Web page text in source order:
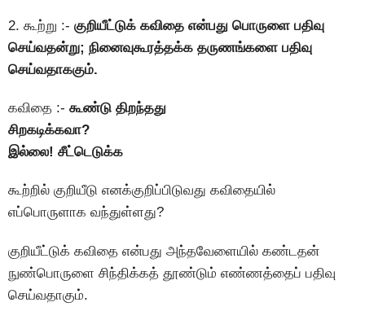
2. கூற்று :- குறியீட்டுக் கவிதை என்பது பொருளை பதிவு
செய்வதன்று; நினைவுகூரத்தக்க தருணங்களை பதிவு
செய்வதாககும்.
கவிதை :- கூண்டு திறந்தது
சிறகடிக்கவா?
இல்லை! சீட்டெடுக்க
கூற்றில் குறியீடு எனக்குறிப்பிடுவது கவிதையில்
எப்பொருளாக வந்துள்ளது?
குறியீட்டுக் கவிதை என்பது அந்தவேளையில் கண்டதன்
நுண்பொருளை சிந்திக்கத் தூண்டும் எண்ணத்தைப் பதிவு
செய்வதாகும்.